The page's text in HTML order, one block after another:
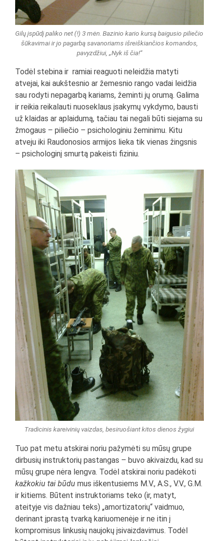
Gilų įspūdį paliko net (!) 3 mėn. Bazinio kario kursą baigusio piliečio
šūkavimai ir jo pagarbą savanoriams išreiškiančios komandos,
pavyzdžiui, „Nyk iš čia!“
Todėl stebina ir ramiai reaguoti neleidžia matyti
atvejai, kai aukštesnio ar žemesnio rango vadai leidžia
sau rodyti nepagarbą kariams, žeminti jų orumą. Galima
ir reikia reikalauti nuoseklaus įsakymų vykdymo, bausti
už klaidas ar aplaidumą, tačiau tai negali būti siejama su
žmogaus – piliečio – psichologiniu žeminimu. Kitu
atveju iki Raudonosios armijos lieka tik vienas žingsnis
– psichologinį smurtą pakeisti fiziniu.
Tradicinis kareivinių vaizdas, besiruošiant kitos dienos žygiui
Tuo pat metu atskirai noriu pažymėti su mūsų grupe
dirbusių instruktorių pastangas – buvo akivaizdu, kad su
mūsų grupe nėra lengva. Todėl atskirai noriu padėkoti
kažkokiu tai būdu mus iškentusiems M.V., A.S., V.V., G.M.
ir kitiems. Būtent instruktoriams teko (ir, matyt,
ateityje vis dažniau teks) „amortizatorių“ vaidmuo,
derinant įprastą tvarką kariuomenėje ir ne itin į
kompromisus linkusių naujokų įsivaizdavimus. Todėl